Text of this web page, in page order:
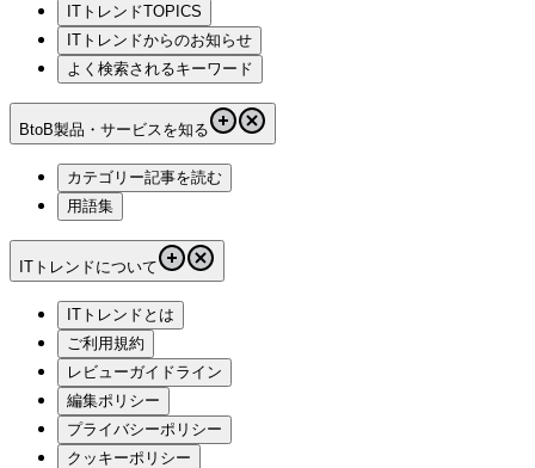
ITトレンドTOPICS
ITトレンドからのお知らせ
よく検索されるキーワード
BtoB製品・サービスを知る
カテゴリー記事を読む
用語集
ITトレンドについて
ITトレンドとは
ご利用規約
レビューガイドライン
編集ポリシー
プライバシーポリシー
クッキーポリシー